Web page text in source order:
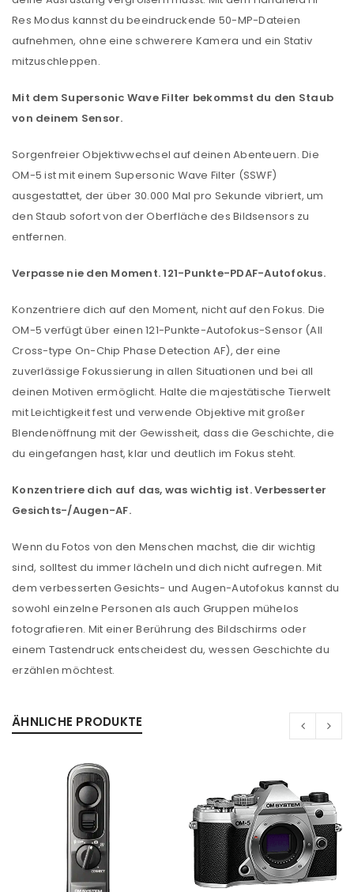
Passwort*
Anmeldeformular geschützt durchWP Captcha
PASSWORT VERGESSEN?
REGISTRIEREN
E-Mail-Adresse*
Ein Link zum Erstellen eines neuen Passworts wird an
deine E-Mail-Adresse gesendet.
NEWSLETTER ABONNIEREN
Please select all the ways you would like to hear from
us
Ich stimme zu
akzeptiere die Datenschutzerklärung. *
Res Modus kannst du beeindruckende 50-MP-Dateien
aufnehmen, ohne eine schwerere Kamera und ein Stativ
mitzuschleppen.
Mit dem Supersonic Wave Filter bekommst du den Staub
von deinem Sensor.
Sorgenfreier Objektivwechsel auf deinen Abenteuern. Die
OM-5 ist mit einem Supersonic Wave Filter (SSWF)
ausgestattet, der über 30.000 Mal pro Sekunde vibriert, um
den Staub sofort von der Oberfläche des Bildsensors zu
entfernen.
Verpasse nie den Moment. 121-Punkte-PDAF-Autofokus.
Konzentriere dich auf den Moment, nicht auf den Fokus. Die
OM-5 verfügt über einen 121-Punkte-Autofokus-Sensor (All
Cross-type On-Chip Phase Detection AF), der eine
zuverlässige Fokussierung in allen Situationen und bei all
deinen Motiven ermöglicht. Halte die majestätische Tierwelt
mit Leichtigkeit fest und verwende Objektive mit großer
Blendenöffnung mit der Gewissheit, dass die Geschichte, die
du eingefangen hast, klar und deutlich im Fokus steht.
Konzentriere dich auf das, was wichtig ist. Verbesserter
Gesichts-/Augen-AF.
Wenn du Fotos von den Menschen machst, die dir wichtig
sind, solltest du immer lächeln und dich nicht aufregen. Mit
dem verbesserten Gesichts- und Augen-Autofokus kannst du
sowohl einzelne Personen als auch Gruppen mühelos
fotografieren. Mit einer Berührung des Bildschirms oder
einem Tastendruck entscheidest du, wessen Geschichte du
erzählen möchtest.
ÄHNLICHE PRODUKTE